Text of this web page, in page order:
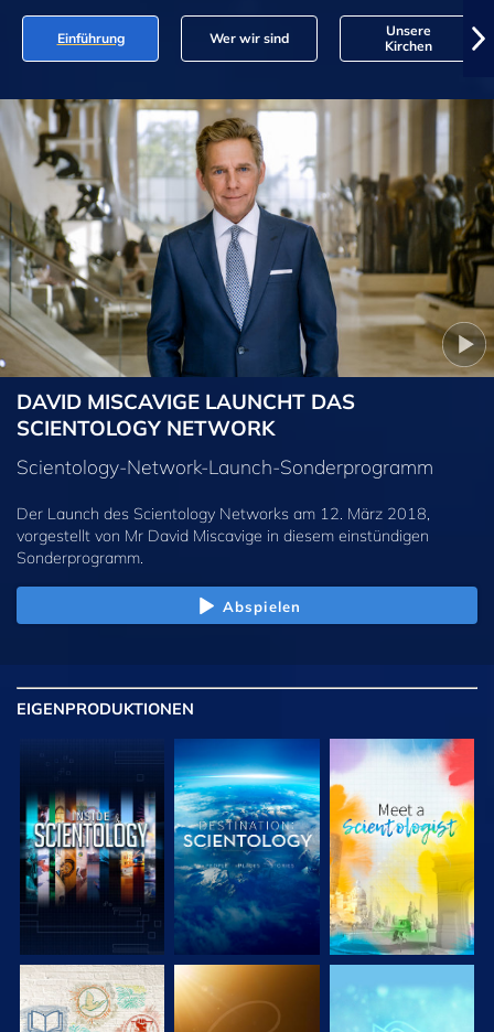
Einführung Wer wir sind
Unsere
Kirchen
DAVID MISCAVIGE LAUNCHT DAS
SCIENTOLOGY NETWORK
Scientology-Network-Launch-Sonderprogramm
Der Launch des Scientology Networks am 12. März 2018,
vorgestellt von Mr David Miscavige in diesem einstündigen
Sonderprogramm.
Abspielen
EIGENPRODUKTIONEN